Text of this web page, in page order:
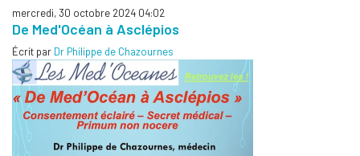
mercredi, 30 octobre 2024 04:02
De Med'Océan à Asclépios
Écrit par Dr Philippe de Chazournes